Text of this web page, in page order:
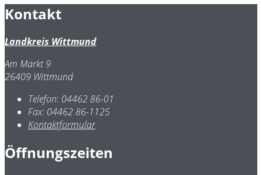
Kontakt
Landkreis Wittmund
Am Markt 9
26409 Wittmund
Telefon: 04462 86-01
Fax: 04462 86-1125
Kontaktformular
Öffnungszeiten